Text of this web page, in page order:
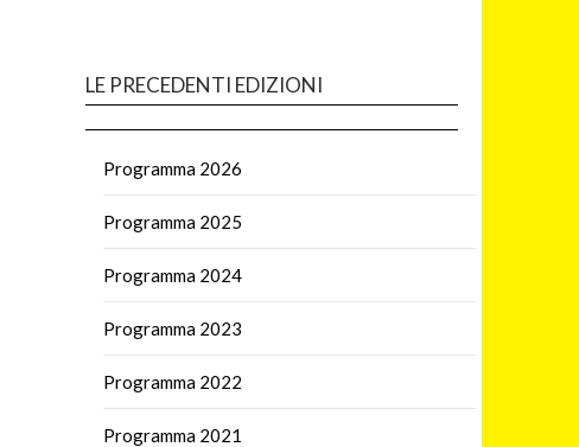
LE PRECEDENTI EDIZIONI
Programma 2026
Programma 2025
Programma 2024
Programma 2023
Programma 2022
Programma 2021